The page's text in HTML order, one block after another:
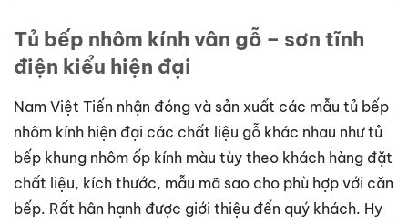
Tủ bếp nhôm kính vân gỗ – sơn tĩnh
điện kiểu hiện đại
Nam Việt Tiến nhận đóng và sản xuất các mẫu tủ bếp
nhôm kính hiện đại các chất liệu gỗ khác nhau như tủ
bếp khung nhôm ốp kính màu tùy theo khách hàng đặt
chất liệu, kích thước, mẫu mã sao cho phù hợp với căn
bếp. Rất hân hạnh được giới thiệu đến quý khách. Hy